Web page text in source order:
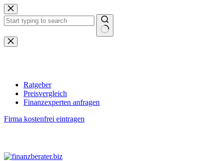
Zum
Inhalt
springen
Keine
Ergebnisse
Ratgeber
Preisvergleich
Finanzexperten anfragen
Firma kostenfrei eintragen